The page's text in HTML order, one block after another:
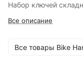
Набор ключей
Все описание
Все товары Bike